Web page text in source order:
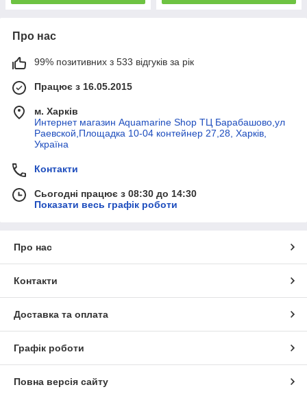
Про нас
99% позитивних з 533 відгуків за рік
Працює з 16.05.2015
м. Харків
Интернет магазин Aquamarine Shop ТЦ Барабашово,ул
Раевской,Площадка 10-04 контейнер 27,28, Харків,
Україна
Контакти
Сьогодні працює з 08:30 до 14:30
Показати весь графік роботи
Про нас
Контакти
Доставка та оплата
Графік роботи
Повна версія сайту